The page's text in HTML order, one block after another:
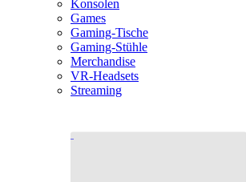
Konsolen
Games
Gaming-Tische
Gaming-Stühle
Merchandise
VR-Headsets
Streaming